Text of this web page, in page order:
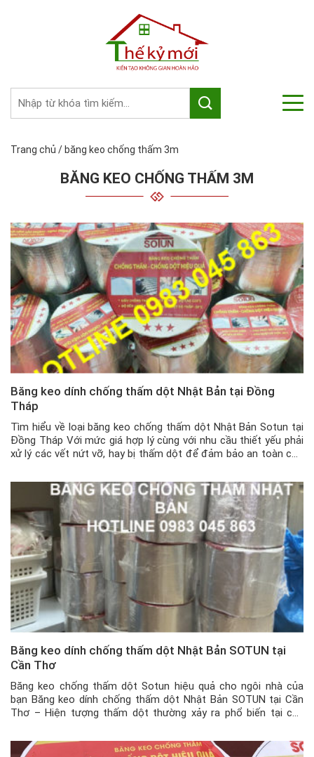
Trang chủ / băng keo chống thấm 3m
BĂNG KEO CHỐNG THẤM 3M
Băng keo dính chống thấm dột Nhật Bản tại Đồng
Tháp
Tìm hiểu về loại băng keo chống thấm dột Nhật Bản Sotun tại
Đồng Tháp Với mức giá hợp lý cùng với nhu cầu thiết yếu phải
xử lý các vết nứt vỡ, hay bị thấm dột để đảm bảo an toàn cho
Băng keo dính chống thấm dột Nhật Bản SOTUN tại
Cần Thơ
Băng keo chống thấm dột Sotun hiệu quả cho ngôi nhà của
bạn Băng keo dính chống thấm dột Nhật Bản SOTUN tại Cần
Thơ – Hiện tượng thấm dột thường xảy ra phổ biến tại các
lý được tình […]